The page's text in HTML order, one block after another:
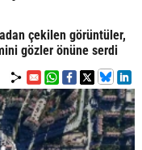
çekilen görüntüler,
gözler önüne serdi